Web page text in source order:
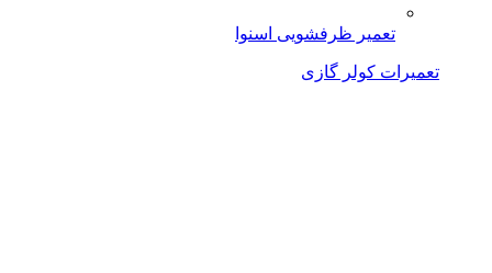
تعمیر ظرفشویی اسنوا
تعمیرات کولر گازی